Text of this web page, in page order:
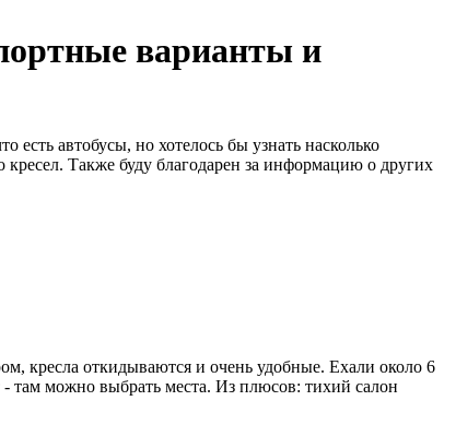
варианты и
автобусы, но хотелось бы узнать насколько
Также буду благодарен за информацию о других
кресла откидываются и очень удобные. Ехали около 6
- там можно выбрать места. Из плюсов: тихий салон